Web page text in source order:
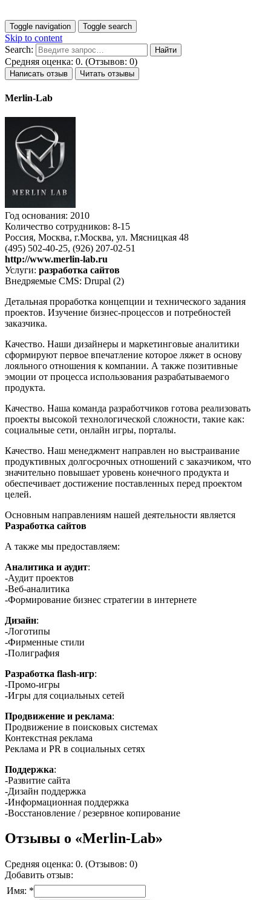
Toggle navigation Toggle search
Skip to content
Search:
Средняя оценка: 0. (Отзывов: 0)
Написать отзыв Читать отзывы
Merlin-Lab
Год основания: 2010
Количество сотрудников: 8-15
Россия, Москва, г.Москва, ул. Мясницкая 48
(495) 502-40-25, (926) 207-02-51
http://www.merlin-lab.ru
Услуги: разработка сайтов
Внедряемые CMS: Drupal (2)
Детальная проработка концепции и технического задания
проектов. Изучение бизнес-процессов и потребностей
заказчика.
Качество. Наши дизайнеры и маркетинговые аналитики
сформируют первое впечатление которое ляжет в основу
лояльного отношения к компании. А также позитивные
эмоции от процесса использования разрабатываемого
продукта.
Качество. Наша команда разработчиков готова реализовать
проекты высокой технологической сложности, такие как:
социальные сети, онлайн игры, порталы.
Качество. Наш менеджмент направлен но выстраивание
продуктивных долгосрочных отношений с заказчиком, что
значительно повышает уровень конечного продукта и
обеспечивает достижение поставленных перед проектом
целей.
Основным направлениям нашей деятельности является
Разработка сайтов
А также мы предоставляем:
Аналитика и аудит:
-Аудит проектов
-Веб-аналитика
-Формирование бизнес стратегии в интернете
Дизайн:
-Логотипы
-Фирменные стили
-Полиграфия
Разработка flash-игр:
-Промо-игры
-Игры для социальных сетей
Продвижение и реклама:
Продвижение в поисковых системах
Контекстная реклама
Реклама и PR в социальных сетях
Поддержка:
-Развитие сайта
-Дизайн поддержка
-Информационная поддержка
-Восстановление / резервное копирование
Отзывы о «Merlin-Lab»
Средняя оценка: 0. (Отзывов: 0)
Добавить отзыв:
Имя: *